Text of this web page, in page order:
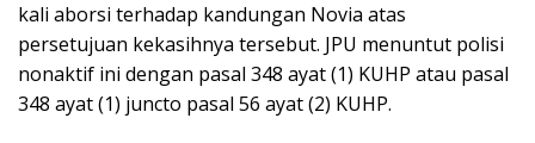
kali aborsi terhadap kandungan Novia atas
persetujuan kekasihnya tersebut. JPU menuntut polisi
nonaktif ini dengan pasal 348 ayat (1) KUHP atau pasal
348 ayat (1) juncto pasal 56 ayat (2) KUHP.